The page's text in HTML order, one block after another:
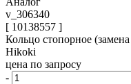
v_306340
[ 10138557 ]
Кольцо стопорное
Hikoki
цена по запросу
-